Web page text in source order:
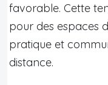
favorable. Cette
pour des espaces
pratique et
distance.